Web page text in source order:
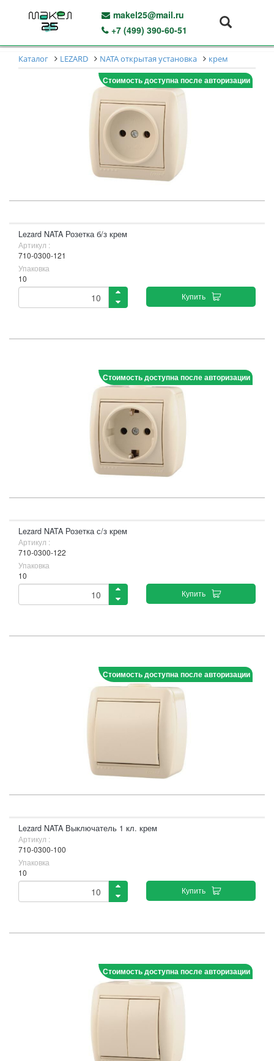
makel25@mail.ru
+7 (499) 390-60-51
Каталог LEZARD NATA открытая установка
крем
Стоимость доступна после авторизации
Lezard NATA Розетка б/з крем
Артикул :
710-0300-121
Упаковка
10
Купить
Стоимость доступна после авторизации
Lezard NATA Розетка с/з крем
Артикул :
710-0300-122
Упаковка
10
Купить
Стоимость доступна после авторизации
Lezard NATA Выключатель 1 кл. крем
Артикул :
710-0300-100
Упаковка
10
Купить
Стоимость доступна после авторизации